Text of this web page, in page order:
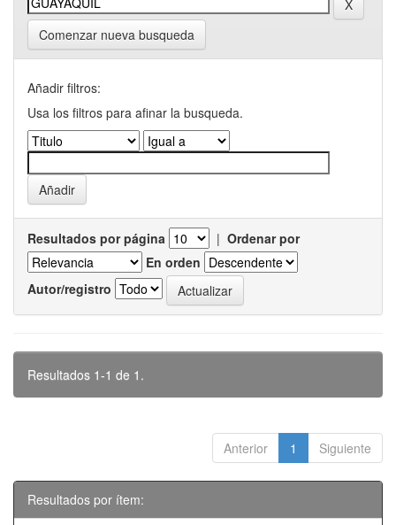
Comenzar nueva busqueda
Añadir filtros:
Usa los filtros para afinar la busqueda.
Resultados por página | Ordenar por
En orden
Autor/registro
Resultados 1-1 de 1.
Anterior 1 Siguiente
Resultados por ítem: